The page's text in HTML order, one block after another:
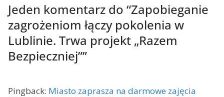
Jeden komentarz do “Zapobieganie
zagrożeniom łączy pokolenia w
Lublinie. Trwa projekt „Razem
Bezpieczniej””
Pingback: Miasto zaprasza na darmowe zajęcia